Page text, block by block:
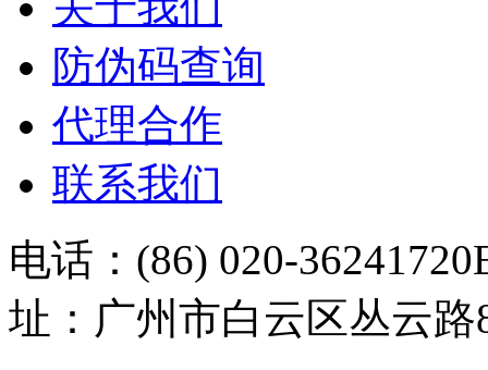
防伪码查询
代理合作
联系我们
电话：(86) 020-36241720
址：广州市白云区丛云